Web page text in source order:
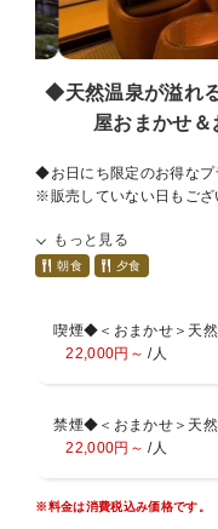
◆天然温泉が溢れ
屋おまかせ
◆お日にち限定のお得なプ
※販売していない日もござ
・源泉100％掛流しの専用
・お部屋タイプの指定は
----------ご予約の際のご注
・喫煙可能な客室はご希
けできない場合がございま
もっと見る
朝食 夕食
喫煙◆＜おまかせ＞天
22,000円～ /人
禁煙◆＜おまかせ＞天
22,000円～ /人
※料金は消費税込み価格です。